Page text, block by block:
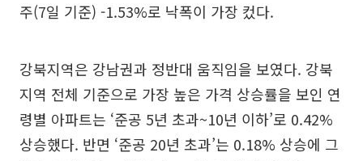
주(7일 기준) -1.53%로 낙폭이 가장 컸다.
강북지역은 강남권과 정반대 움직임을 보였다. 강북
지역 전체 기준으로 가장 높은 가격 상승률을 보인 연
령별 아파트는 ‘준공 5년 초과~10년 이하’로 0.42%
상승했다. 반면 ‘준공 20년 초과’는 0.18% 상승에 그